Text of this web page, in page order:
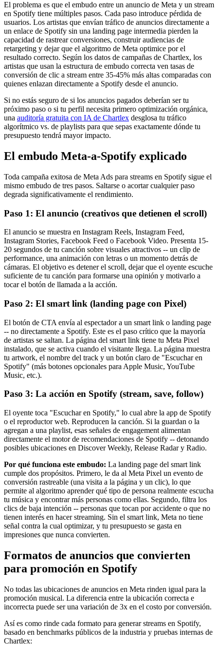
El problema es que el embudo entre un anuncio de Meta y un stream
en Spotify tiene múltiples pasos. Cada paso introduce pérdida de
usuarios. Los artistas que envían tráfico de anuncios directamente a
un enlace de Spotify sin una landing page intermedia pierden la
capacidad de rastrear conversiones, construir audiencias de
retargeting y dejar que el algoritmo de Meta optimice por el
resultado correcto. Según los datos de campañas de Chartlex, los
artistas que usan la estructura de embudo correcta ven tasas de
conversión de clic a stream entre 35-45% más altas comparadas con
quienes enlazan directamente a Spotify desde el anuncio.
Si no estás seguro de si los anuncios pagados deberían ser tu
próximo paso o si tu perfil necesita primero optimización orgánica,
una auditoría gratuita con IA de Chartlex desglosa tu tráfico
algorítmico vs. de playlists para que sepas exactamente dónde tu
presupuesto tendrá mayor impacto.
El embudo Meta-a-Spotify explicado
Toda campaña exitosa de Meta Ads para streams en Spotify sigue el
mismo embudo de tres pasos. Saltarse o acortar cualquier paso
degrada significativamente el rendimiento.
Paso 1: El anuncio (creativos que detienen el scroll)
El anuncio se muestra en Instagram Reels, Instagram Feed,
Instagram Stories, Facebook Feed o Facebook Video. Presenta 15-
20 segundos de tu canción sobre visuales atractivos -- un clip de
performance, una animación con letras o un momento detrás de
cámaras. El objetivo es detener el scroll, dejar que el oyente escuche
suficiente de tu canción para formarse una opinión y motivarlo a
tocar el botón de llamada a la acción.
Paso 2: El smart link (landing page con Pixel)
El botón de CTA envía al espectador a un smart link o landing page
-- no directamente a Spotify. Este es el paso crítico que la mayoría
de artistas se saltan. La página del smart link tiene tu Meta Pixel
instalado, que se activa cuando el visitante llega. La página muestra
tu artwork, el nombre del track y un botón claro de "Escuchar en
Spotify" (más botones opcionales para Apple Music, YouTube
Music, etc.).
Paso 3: La acción en Spotify (stream, save, follow)
El oyente toca "Escuchar en Spotify," lo cual abre la app de Spotify
o el reproductor web. Reproducen la canción. Si la guardan o la
agregan a una playlist, esas señales de engagement alimentan
directamente el motor de recomendaciones de Spotify -- detonando
posibles ubicaciones en Discover Weekly, Release Radar y Radio.
Por qué funciona este embudo: La landing page del smart link
cumple dos propósitos. Primero, le da al Meta Pixel un evento de
conversión rastreable (una visita a la página y un clic), lo que
permite al algoritmo aprender qué tipo de persona realmente escucha
tu música y encontrar más personas como ellas. Segundo, filtra los
clics de baja intención -- personas que tocan por accidente o que no
tienen interés en hacer streaming. Sin el smart link, Meta no tiene
señal contra la cual optimizar, y tu presupuesto se gasta en
impresiones que nunca convierten.
Formatos de anuncios que convierten
para promoción en Spotify
No todas las ubicaciones de anuncios en Meta rinden igual para la
promoción musical. La diferencia entre la ubicación correcta e
incorrecta puede ser una variación de 3x en el costo por conversión.
Así es como rinde cada formato para generar streams en Spotify,
basado en benchmarks públicos de la industria y pruebas internas de
Chartlex: